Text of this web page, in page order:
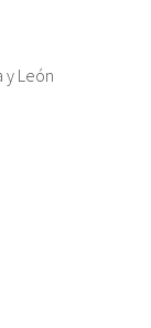
y León